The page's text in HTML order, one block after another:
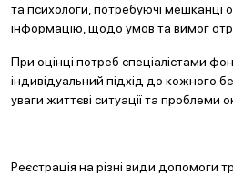
та психологи, потребуючі мешканці
інформацію, щодо умов та вимог
При оцінці потреб спеціалістами
індивідуальний підхід до кожного
уваги життєві ситуації та проблеми
Реєстрація на різні види допомоги